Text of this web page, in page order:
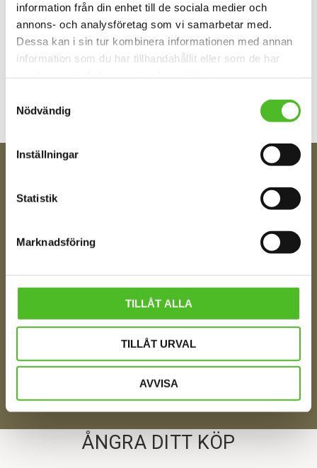
information från din enhet till de sociala medier och
annons- och analysföretag som vi samarbetar med.
Dessa kan i sin tur kombinera informationen med annan
information som du har tillhandahållit eller som de har
Nödvändig
Inställningar
Statistik
Marknadsföring
TILLÅT ALLA
TILLÅT URVAL
AVVISA
Bli den första att lämna ett omdöme.
Din e-post
enlighet med i integritetspolicynPolicy o cookies
SKICKA
ÅNGRA DITT KÖP